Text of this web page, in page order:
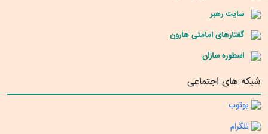
سایت رهبر
گفتارهای امامتی هارون
اسطوره سازان
شبکه های اجتماعی
یوتوب
تلگرام